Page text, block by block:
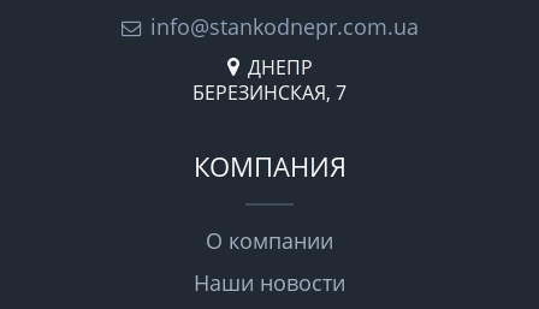
info@stankodnepr.com.ua
ДНЕПР
БЕРЕЗИНСКАЯ, 7
КОМПАНИЯ
О компании
Наши новости